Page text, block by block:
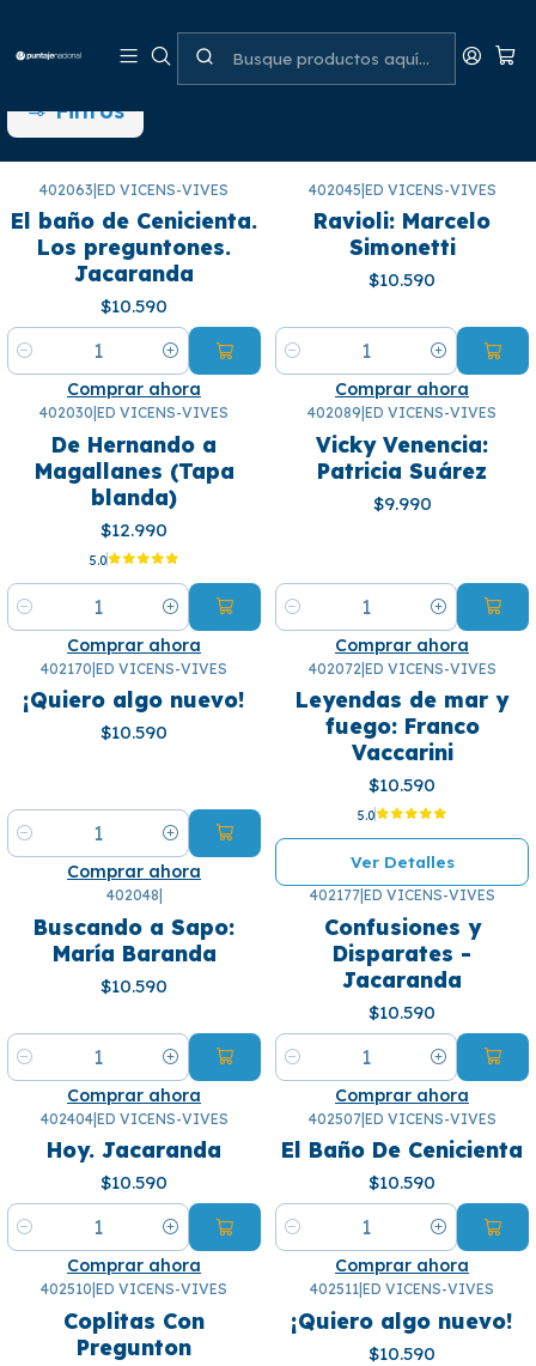
Jacaranda
Filtros
402063|ED VICENS-VIVES
El baño de Cenicienta.
Los preguntones.
Jacaranda
$10.590
Cantidad
Comprar ahora
402045|ED VICENS-VIVES
Ravioli: Marcelo
Simonetti
$10.590
Cantidad
Comprar ahora
402030 ED VICENS-VIVES
De Hernando a
Magallanes (Tapa
blanda)
$12.990
5.0
Cantidad
Comprar ahora
402089 ED VICENS-VIVES
Vicky Venencia:
Patricia Suárez
$9.990
Cantidad
Comprar ahora
402170|ED VICENS-VIVES
¡Quiero algo nuevo!
$10.590
Cantidad
Comprar ahora
¡Se agotó! 🙄
402072|ED VICENS-VIVES
Leyendas de mar y
fuego: Franco
Vaccarini
$10.590
5.0
Ver Detalles
402048
Buscando a Sapo:
María Baranda
$10.590
Cantidad
Comprar ahora
402177| ED VICENS-VIVES
Confusiones y
Disparates -
Jacaranda
$10.590
Cantidad
Comprar ahora
402404|ED VICENS-VIVES
Hoy. Jacaranda
$10.590
Cantidad
Comprar ahora
402507|ED VICENS-VIVES
El Baño De Cenicienta
$10.590
Cantidad
Comprar ahora
402510 ED VICENS-VIVES
Coplitas Con
Pregunton
402511 ED VICENS-VIVES
¡Quiero algo nuevo!
$10.590